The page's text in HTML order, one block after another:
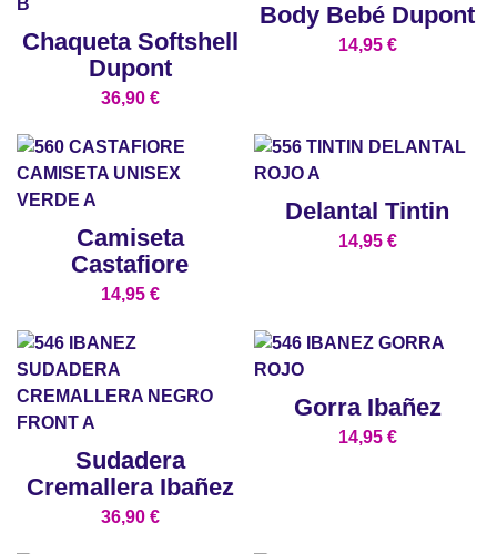
Chaqueta Softshell
Dupont
36,90 €
Body Bebé Dupont
14,95 €
Camiseta
Castafiore
14,95 €
Delantal Tintin
14,95 €
Sudadera
Cremallera Ibañez
36,90 €
Gorra Ibañez
14,95 €